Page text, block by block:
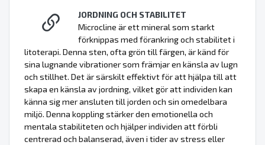
JORDNING OCH STABILITET
Microcline är ett mineral som starkt
förknippas med förankring och stabilitet i
litoterapi. Denna sten, ofta grön till färgen, är känd för
sina lugnande vibrationer som främjar en känsla av lugn
och stillhet. Det är särskilt effektivt för att hjälpa till att
skapa en känsla av jordning, vilket gör att individen kan
känna sig mer ansluten till jorden och sin omedelbara
miljö. Denna koppling stärker den emotionella och
mentala stabiliteten och hjälper individen att förbli
centrerad och balanserad, även i tider av stress eller